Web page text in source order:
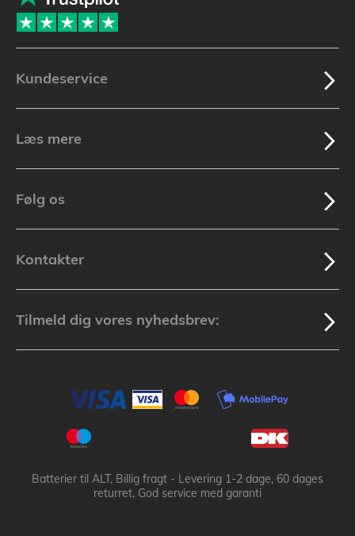
Kundeservice
Læs mere
Følg os
Kontakter
Tilmeld dig vores nyhedsbrev:
Batterier til ALT, Billig fragt - Levering 1-2 dage, 60 dages
returret, God service med garanti